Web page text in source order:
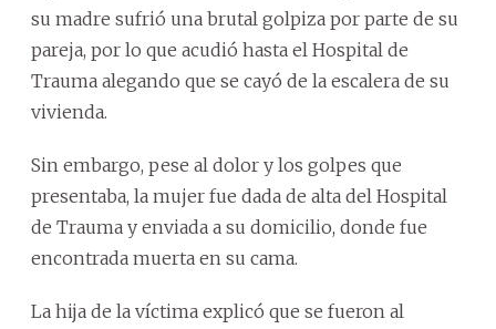
su madre sufrió una brutal golpiza por parte de su
pareja, por lo que acudió hasta el Hospital de
Trauma alegando que se cayó de la escalera de su
vivienda.
Sin embargo, pese al dolor y los golpes que
presentaba, la mujer fue dada de alta del Hospital
de Trauma y enviada a su domicilio, donde fue
encontrada muerta en su cama.
La hija de la víctima explicó que se fueron al